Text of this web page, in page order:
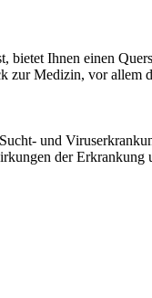
bietet Ihnen einen
Medizin, vor allem
und
der Erkrankung